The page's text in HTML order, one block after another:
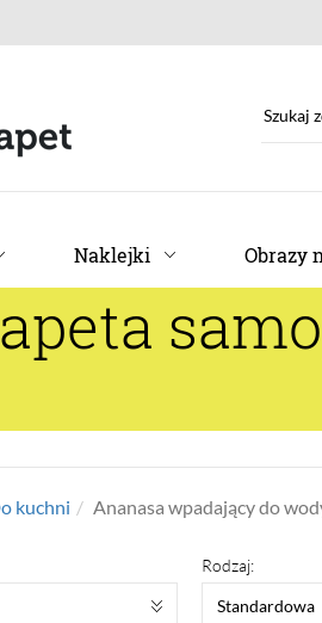
Naklejki Obrazy
kuchni Ananasa wpadający do
Rodzaj:
Standardowa